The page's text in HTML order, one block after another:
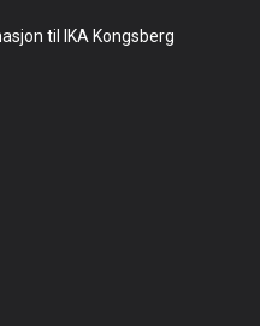
til IKA Kongsberg